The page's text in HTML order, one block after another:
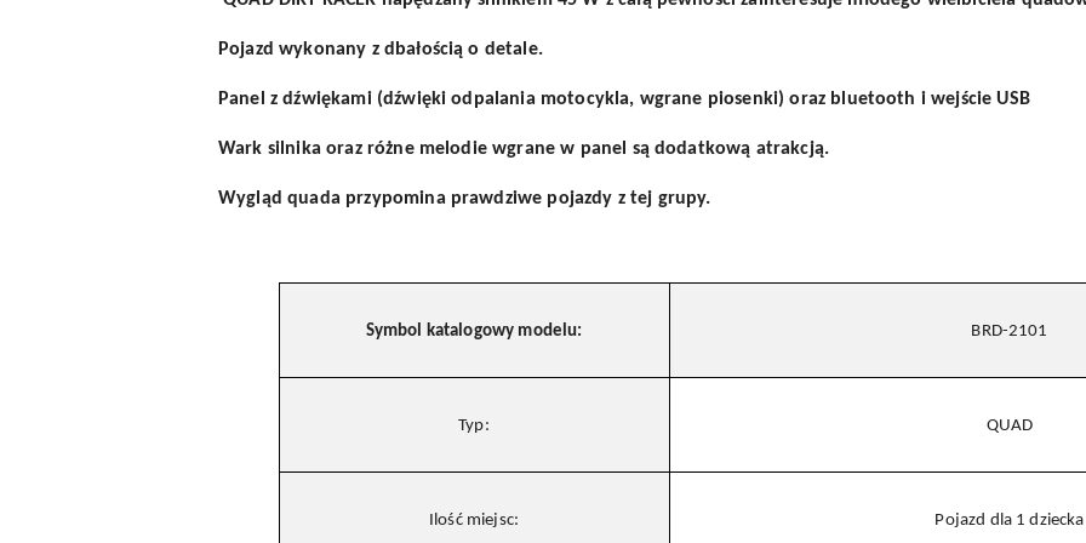
Pojazd wykonany z dbałością o detale.
Panel z dźwiękami (dźwięki odpalania motocykla, wgrane piosenki) oraz bluetooth i wejście USB
Wark silnika oraz różne melodie wgrane w panel są dodatkową atrakcją.
Wygląd quada przypomina prawdziwe pojazdy z tej grupy.
Symbol katalogowy modelu: BRD-2101
Typ: QUAD
Ilość miejsc: Pojazd dla 1 dziecka